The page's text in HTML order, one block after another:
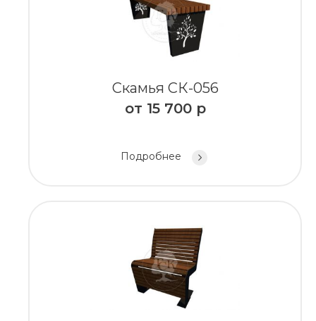
Скамья СК-056
от 15 700 р
Подробнее